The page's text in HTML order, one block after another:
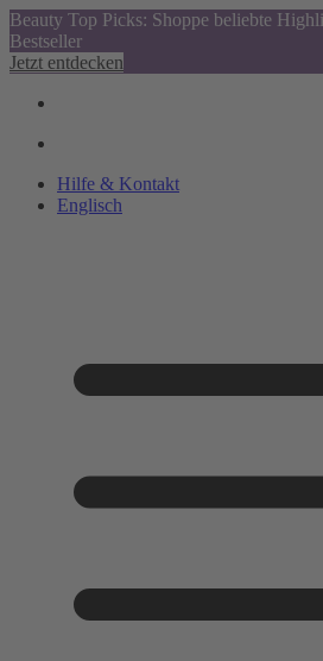
Beauty Top Picks: Shoppe beliebte
Bestseller
Jetzt entdecken
Hilfe & Kontakt
Englisch